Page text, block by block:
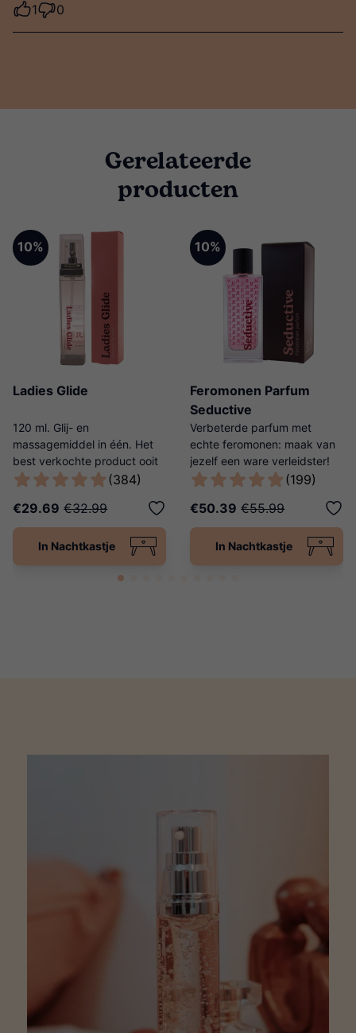
1
0
Gerelateerde
producten
10%
Ladies Glide
120 ml. Glij- en
massagemiddel in één. Het
best verkochte product ooit
van Ladies Night! (384)
€29.69 €32.99
In Nachtkastje
10%
Feromonen Parfum
Seductive
Verbeterde parfum met
echte feromonen: maak van
jezelf een ware verleidster!
(199)
€50.39 €55.99
In Nachtkastje